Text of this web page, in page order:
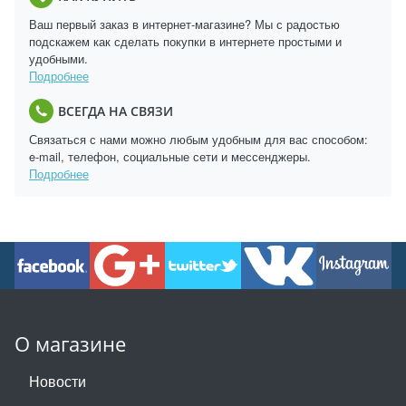
Ваш первый заказ в интернет-магазине? Мы с радостью
подскажем как сделать покупки в интернете простыми и
удобными.
Подробнее
ВСЕГДА НА СВЯЗИ
Связаться с нами можно любым удобным для вас способом:
e-mail, телефон, социальные сети и мессенджеры.
Подробнее
О магазине
Новости